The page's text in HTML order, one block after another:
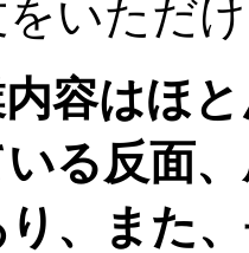
いただ
容はほ
る反面
、また